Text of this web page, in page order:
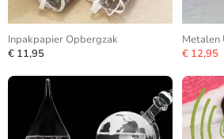
Inpakpapier Opbergzak
€ 11,95
Metalen
€ 12,95